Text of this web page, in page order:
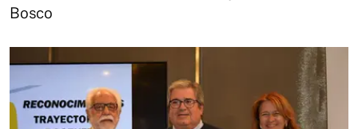
Bosco